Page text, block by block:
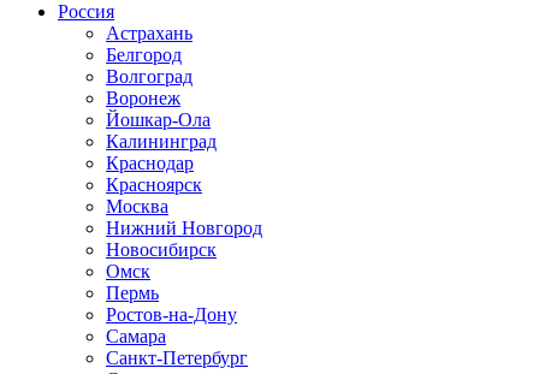
Россия
Астрахань
Белгород
Волгоград
Воронеж
Йошкар-Ола
Калининград
Краснодар
Красноярск
Москва
Нижний Новгород
Новосибирск
Омск
Пермь
Ростов-на-Дону
Самара
Санкт-Петербург